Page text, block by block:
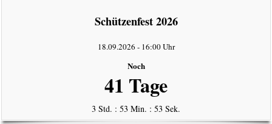
Schützenfest 2026
18.09.2026 - 16:00 Uhr
Noch
41 Tage
3 Std. : 53 Min. : 53 Sek.